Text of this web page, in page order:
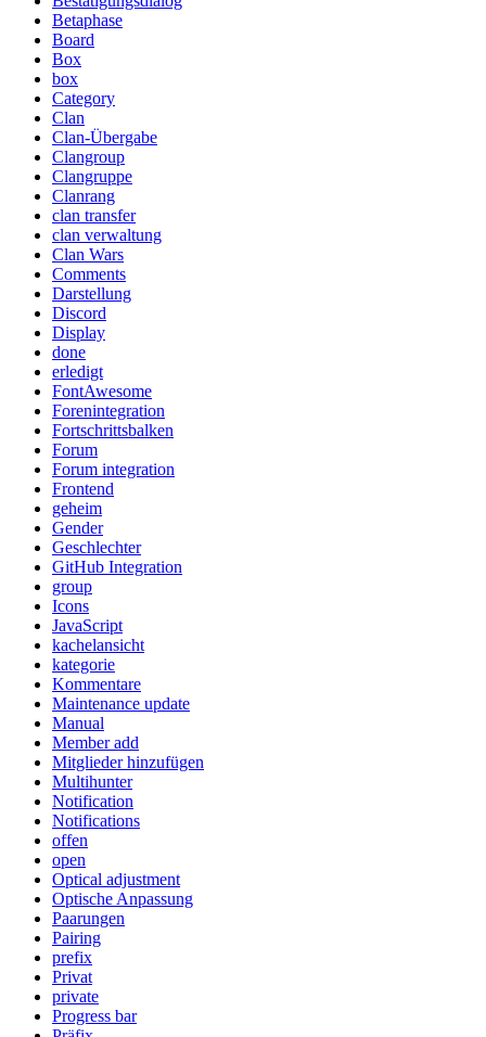
Betaphase
Board
Box
box
Category
Clan
Clan-Übergabe
Clangroup
Clangruppe
Clanrang
clan transfer
clan verwaltung
Clan Wars
Comments
Darstellung
Discord
Display
done
erledigt
FontAwesome
Forenintegration
Fortschrittsbalken
Forum
Forum integration
Frontend
geheim
Gender
Geschlechter
GitHub Integration
group
Icons
JavaScript
kachelansicht
kategorie
Kommentare
Maintenance update
Manual
Member add
Mitglieder hinzufügen
Multihunter
Notification
Notifications
offen
open
Optical adjustment
Optische Anpassung
Paarungen
Pairing
prefix
Privat
private
Progress bar